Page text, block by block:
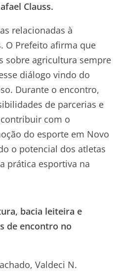
Clauss.
relacionadas à
O Prefeito afirma que
sobre agricultura sempre
diálogo vindo do
Durante o encontro,
de parcerias e
com o
do esporte em Novo
o potencial dos atletas
prática esportiva na
bacia leiteira e
de encontro no
Valdeci N.